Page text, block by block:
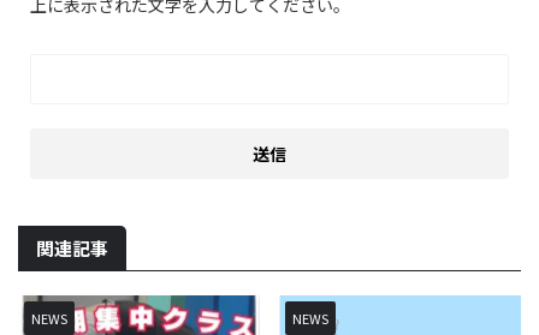
関連記事
NEWS NEWS